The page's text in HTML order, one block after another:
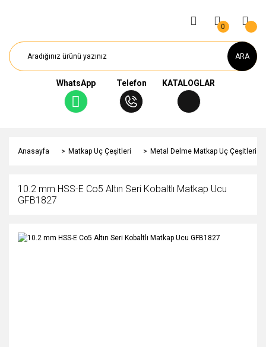
ARA
WhatsApp Telefon KATALOGLAR
0
Anasayfa Matkap Uç Çeşitleri Metal Delme Matkap Uç Çeşitleri
10.2 mm HSS-E Co5 Altın Seri Kobaltlı Matkap Ucu
GFB1827